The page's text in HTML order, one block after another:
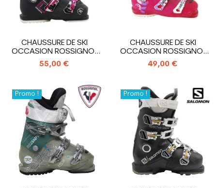
CHAUSSURE DE SKI
OCCASION ROSSIGNOL
PURE COMFORT
55,00 €
CHAUSSURE DE SKI
OCCASION ROSSIGNOL
ALLTRACK
49,00 €
Promo ! Promo !